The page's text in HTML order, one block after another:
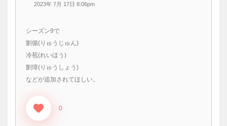
2023年 7月 17日 8:06pm
シーズン9で
劉循(りゅうじゅん)
冷苞(れいほう)
劉璋(りゅうしょう)
などが追加されてほしい。
0